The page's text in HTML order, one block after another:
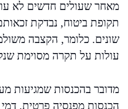
מאחר שעולים חדשים לא
תקופת ביטוח, נבדקת
שונים. כלומר, הקצבה
עולות על תקרה מסוימת
מדובר בהכנסות שמגיעות
הכנסות מפנסיה פרטית, דמי